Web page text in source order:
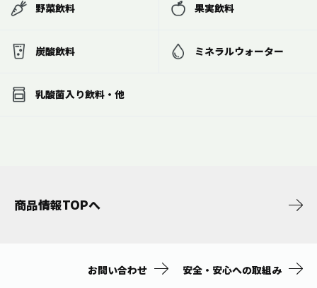
野菜飲料 果実飲料
炭酸飲料 ミネラルウォーター
乳酸菌入り飲料・他
商品情報TOPへ
お問い合わせ 安全・安心への取組み